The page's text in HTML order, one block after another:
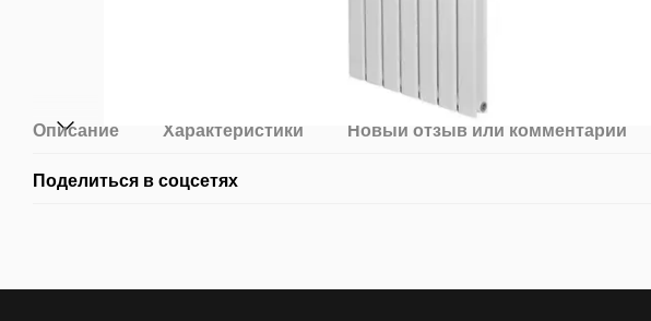
Описание Характеристики Новый отзыв или комментарий
Поделиться в соцсетях